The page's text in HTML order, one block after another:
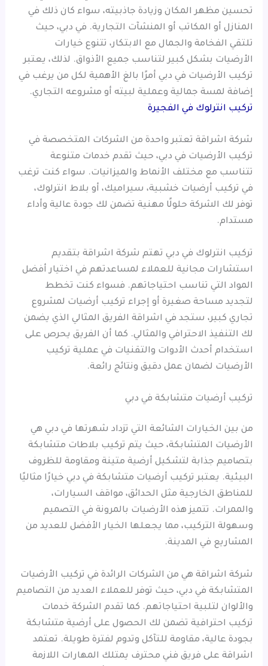
تحسين مظهر المكان وزيادة جاذبيته، سواء كان ذلك في
المنازل أو المكاتب أو المنشآت التجارية. في دبي، حيث
تلتقي الفخامة والجمال مع الابتكار، تتنوع خيارات
الأرضيات بشكل كبير لتناسب جميع الأذواق. لذلك، يعتبر
تركيب الأرضيات في دبي أمرًا بالغ الأهمية لكل من يرغب في
إضافة لمسة جمالية وعملية لبيته أو مشروعه التجاري.
تركيب انترلوك في الفجيرة
شركة اشراقة تعتبر واحدة من الشركات المتخصصة في
تركيب الأرضيات في دبي، حيث تقدم خدمات متنوعة
تتناسب مع مختلف الأنماط والميزانيات. سواء كنت ترغب
في تركيب أرضيات خشبية، سيراميك، أو بلاط انترلوك،
توفر لك الشركة حلولًا مهنية تضمن لك جودة عالية وأداء
مستدام.
تركيب انترلوك في دبي تهتم شركة اشراقة بتقديم
استشارات مجانية للعملاء لمساعدتهم في اختيار أفضل
المواد التي تناسب احتياجاتهم. فسواء كنت تخطط
لتجديد مساحة صغيرة أو إجراء تركيب أرضيات لمشروع
تجاري كبير، ستجد في اشراقة الفريق المثالي الذي يضمن
لك التنفيذ الاحترافي والمثالي. كما أن الفريق يحرص على
استخدام أحدث الأدوات والتقنيات في عملية تركيب
الأرضيات لضمان عمل دقيق ونتائج رائعة.
تركيب أرضيات متشابكة في دبي
من بين الخيارات الشائعة التي تزداد شهرتها في دبي هي
الأرضيات المتشابكة، حيث يتم تركيب بلاطات متشابكة
بتصاميم جذابة لتشكيل أرضية متينة ومقاومة للظروف
البيئية. يعتبر تركيب أرضيات متشابكة في دبي خيارًا مثاليًا
للمناطق الخارجية مثل الحدائق، مواقف السيارات،
والممرات. تتميز هذه الأرضيات بالمرونة في التصميم
وسهولة التركيب، مما يجعلها الخيار الأفضل للعديد من
المشاريع في المدينة.
شركة اشراقة هي من الشركات الرائدة في تركيب الأرضيات
المتشابكة في دبي، حيث توفر للعملاء العديد من التصاميم
والألوان لتلبية احتياجاتهم. كما تقدم الشركة خدمات
تركيب احترافية تضمن لك الحصول على أرضية متشابكة
بجودة عالية، مقاومة للتآكل وتدوم لفترة طويلة. تعتمد
اشراقة على فريق فني محترف يمتلك المهارات اللازمة